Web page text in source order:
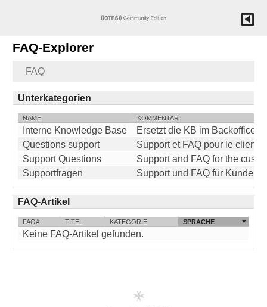
FAQ-Explorer
FAQ
Unterkategorien
NAME KOMMENTAR
Interne Knowledge Base
Ersetzt die KB im Backoffice
Questions support
Support et FAQ pour le client
Support Questions
Support and FAQ for the
Supportfragen
Support und FAQ für Kunden
FAQ-Artikel
FAQ# TITEL KATEGORIE SPRACHE
Keine FAQ-Artikel gefunden.